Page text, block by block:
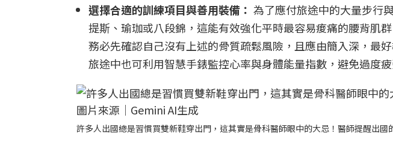
選擇合適的訓練項目與善用裝備： 為了應付旅途中的大量步行
提斯、瑜珈或八段錦，這能有效強化平時最容易痠痛的腰背肌
務必先確認自己沒有上述的骨質疏鬆風險，且應由簡入深，最
旅途中也可利用智慧手錶監控心率與身體能量指數，避免過度疲
許多人出國總是習慣買雙新鞋穿出門，這其實是骨科醫師眼中的大忌！醫師提醒出